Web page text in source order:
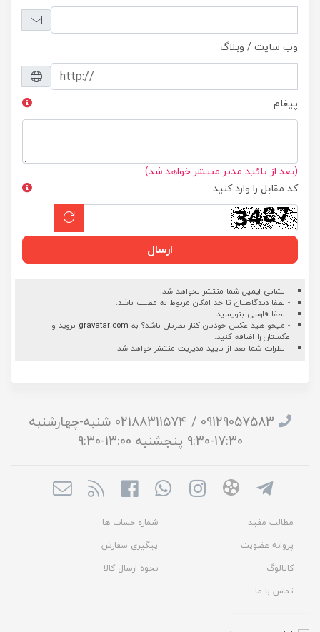
وب سایت / وبلاگ
پیغام
(بعد از تائید مدیر منتشر خواهد شد)
کد مقابل را وارد کنید
ارسال
- نشانی ایمیل شما منتشر نخواهد شد.
- لطفا دیدگاهتان تا حد امکان مربوط به مطلب باشد.
- لطفا فارسی بنویسید.
- میخواهید عکس خودتان کنار نظرتان باشد؟ به gravatar.com بروید و
عکستان را اضافه کنید.
- نظرات شما بعد از تایید مدیریت منتشر خواهد شد
09129057583 / 02188311574 شنبه-چهارشنبه
17:30-9:30 پنجشنبه 13:00-9:30
مطالب مفید
شماره حساب ها
پروانه عضویت
پیگیری سفارش
کاتالوگ
نحوه ارسال کالا
تماس با ما